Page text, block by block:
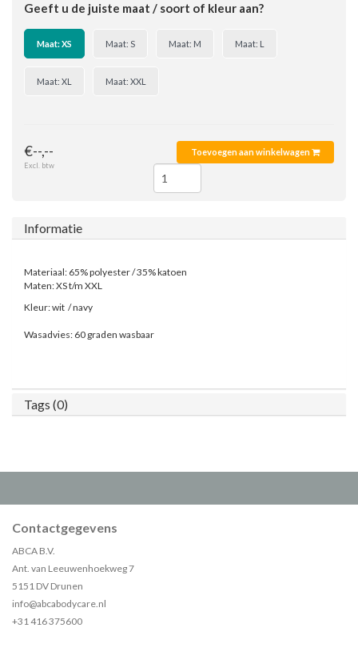
Geeft u de juiste maat / soort of kleur aan?
Maat: XS Maat: S Maat: M Maat: L
Maat: XL Maat: XXL
€--,--
Excl. btw
Toevoegen aan winkelwagen
Informatie
Materiaal: 65% polyester / 35% katoen
Maten: XS t/m XXL
Kleur: wit / navy
Wasadvies: 60 graden wasbaar
Tags (0)
Contactgegevens
ABCA B.V.
Ant. van Leeuwenhoekweg 7
5151 DV Drunen
info@abcabodycare.nl
+31 416 375600